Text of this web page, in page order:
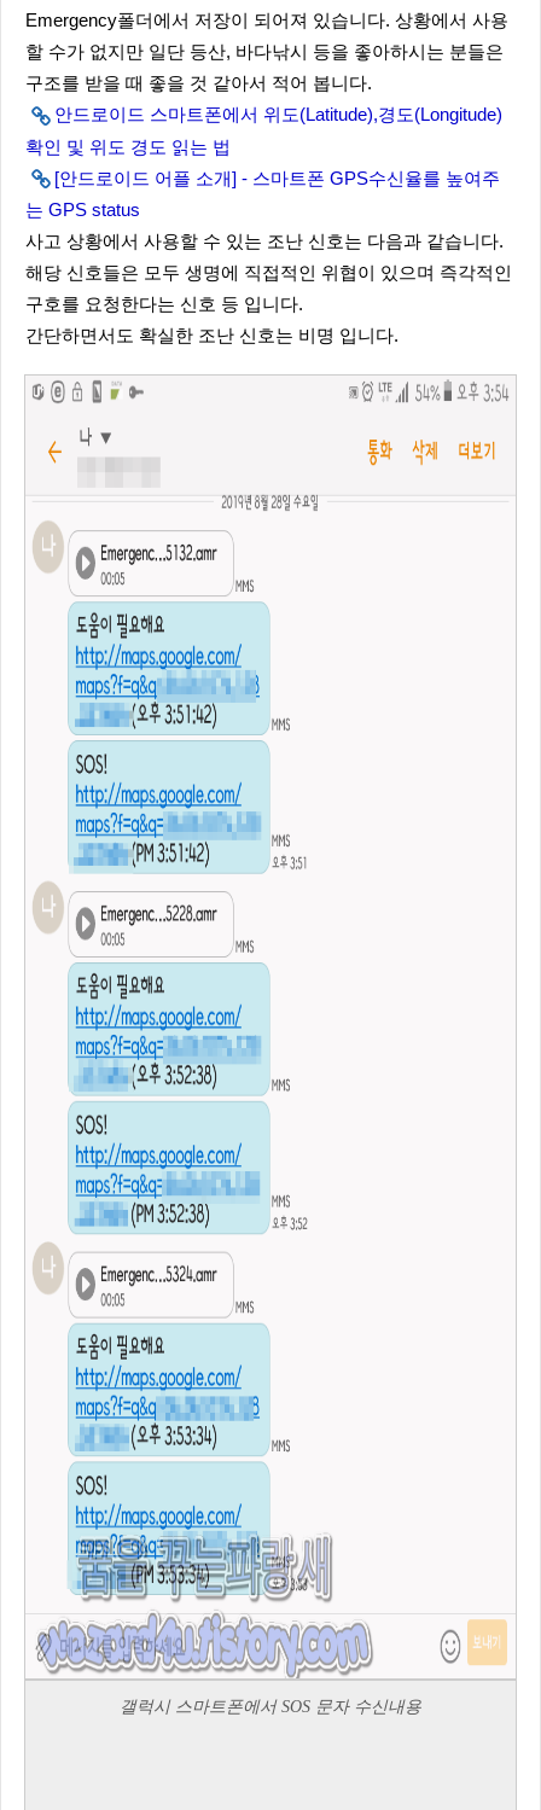
Emergency폴더에서 저장이 되어져 있습니다. 상황에서 사용
할 수가 없지만 일단 등산, 바다낚시 등을 좋아하시는 분들은
구조를 받을 때 좋을 것 같아서 적어 봅니다.
안드로이드 스마트폰에서 위도(Latitude),경도(Longitude)
확인 및 위도 경도 읽는 법
[안드로이드 어플 소개] - 스마트폰 GPS수신율를 높여주
는 GPS status
사고 상황에서 사용할 수 있는 조난 신호는 다음과 같습니다.
해당 신호들은 모두 생명에 직접적인 위협이 있으며 즉각적인
구호를 요청한다는 신호 등 입니다.
간단하면서도 확실한 조난 신호는 비명 입니다.
갤럭시 스마트폰에서 SOS 문자 수신내용